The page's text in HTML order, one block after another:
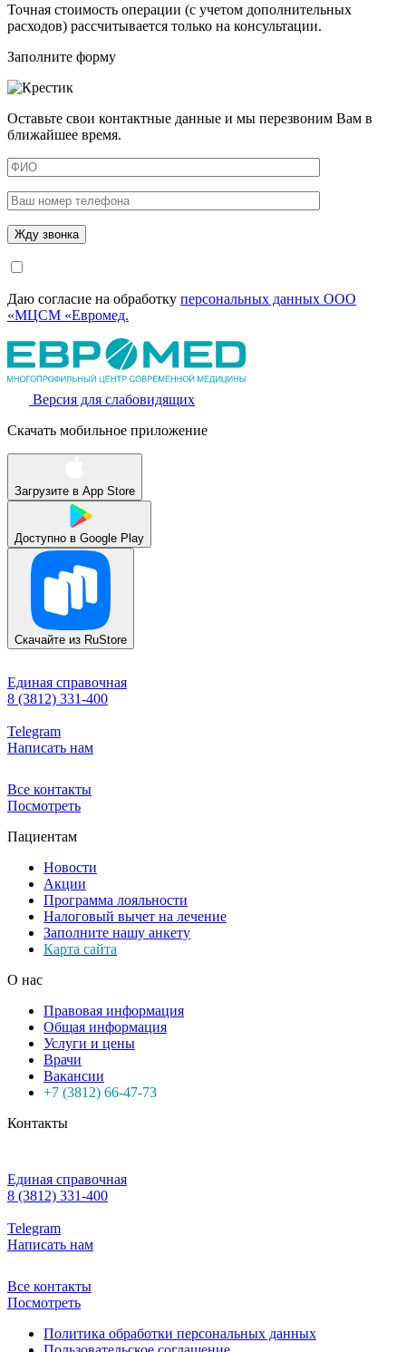
Точная стоимость операции (с учетом дополнительных
расходов) рассчитывается только на консультации.
Заполните форму
Оставьте свои контактные данные и мы перезвоним Вам в
ближайшее время.
Даю согласие на обработку персональных данных ООО
«МЦСМ «Евромед.
Версия для слабовидящих
Скачать мобильное приложение
Загрузите в App Store
Доступно в Google Play
Скачайте из RuStore
Единая справочная
8 (3812) 331-400
Telegram
Написать нам
Все контакты
Посмотреть
Пациентам
Новости
Акции
Программа лояльности
Налоговый вычет на лечение
Заполните нашу анкету
Карта сайта
О нас
Правовая информация
Общая информация
Услуги и цены
Врачи
Вакансии
+7 (3812) 66-47-73
Контакты
Единая справочная
8 (3812) 331-400
Telegram
Написать нам
Все контакты
Посмотреть
Политика обработки персональных данных